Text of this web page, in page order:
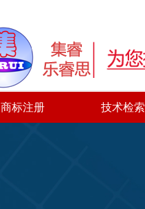
商标注册 技术检索